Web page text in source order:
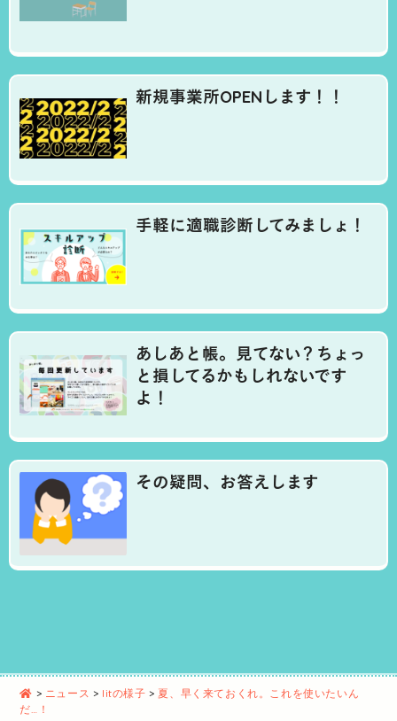
新規事業所OPENします！！
手軽に適職診断してみましょ！
あしあと帳。見てない？ちょっ
と損してるかもしれないです
よ！
その疑問、お答えします
> ニュース > litの様子 > 夏、早く来ておくれ。これを使いたいん
だ…！